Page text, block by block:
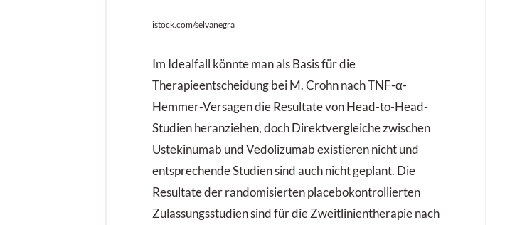
istock.com/selvanegra
Im Idealfall könnte man als Basis für die
Therapieentscheidung bei M. Crohn nach TNF-α-
Hemmer-Versagen die Resultate von Head-to-Head-
Studien heranziehen, doch Direktvergleiche zwischen
Ustekinumab und Vedolizumab existieren nicht und
entsprechende Studien sind auch nicht geplant. Die
Resultate der randomisierten placebokontrollierten
Zulassungsstudien sind für die Zweitlinientherapie nach